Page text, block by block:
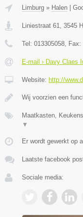
Limburg » Halen
Liniestraat 61, 3545
Tel: 013305058, Fax:
E-mail › Davy Claes
Website: http://
Wij voorzien een
Maatkasten,
▼
Er wordt gewerkt op
Laatste facebook
Sociale media: